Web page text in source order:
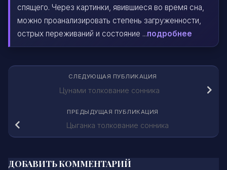
спящего. Через картинки, явившиеся во время сна,
можно проанализировать степень загруженности,
острых переживаний и состояние ...подробнее
СЛЕДУЮЩАЯ ПУБЛИКАЦИЯ
Цунами толкование сонника
ПРЕДЫДУЩАЯ ПУБЛИКАЦИЯ
Цыганка толкование сонника
ДОБАВИТЬ КОММЕНТАРИЙ